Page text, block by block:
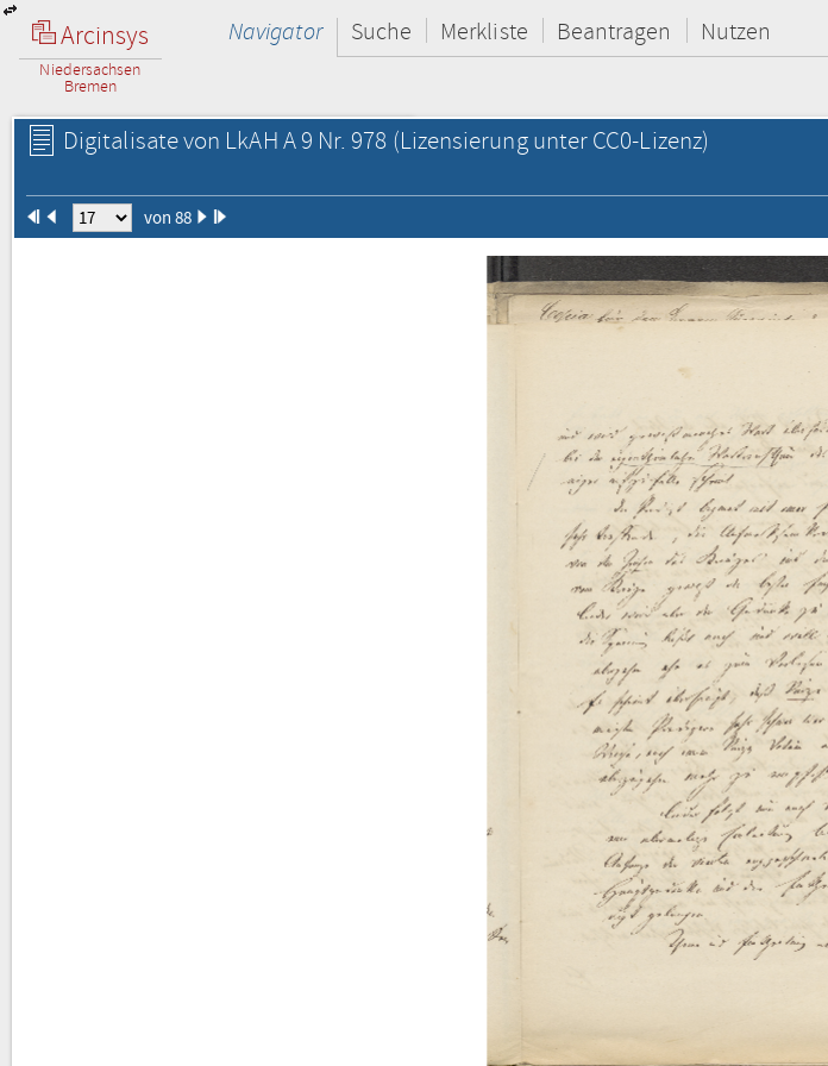
Arcinsys
Niedersachsen
Bremen
Navigator Suche Merkliste Beantragen Nutzen
Digitalisate von LkAH A 9 Nr. 978 (Lizensierung unter CC0-Lizenz)
von 88